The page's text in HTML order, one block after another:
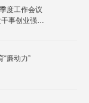
度工作会议
事创业强大
“廉动力”